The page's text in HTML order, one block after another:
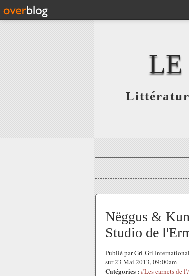
LE
Nëggus &
Studio de
Publié par Gri-Gri
sur 23 Mai 2013, 09:00am
Catégories : #Les carnets de